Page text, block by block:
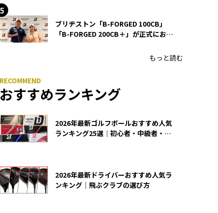
ブリヂストン「B-FORGED 100CB」
「B-FORGED 200CB＋」が正式にお披
もっと読む
おすすめランキング
2026年最新ゴルフボールおすすめ人気
ランキング25選｜初心者・中級者・上
2026年最新ドライバーおすすめ人気ラ
ンキング｜飛ぶクラブの選び方